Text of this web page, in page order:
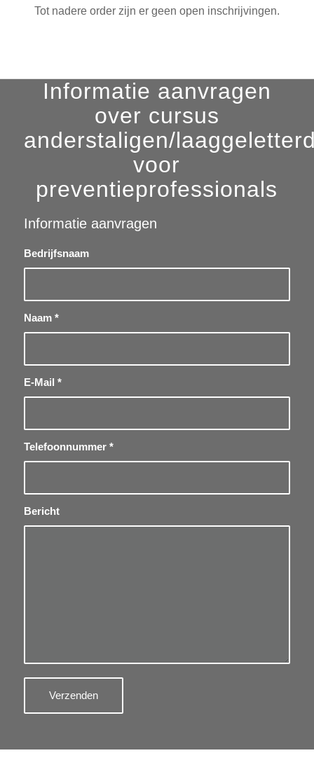
Tot nadere order zijn er geen open inschrijvingen.
Informatie aanvragen
over cursus
anderstaligen/
voor
preventieprofessionals
Informatie aanvragen
Bedrijfsnaam
Naam *
E-Mail *
Telefoonnummer *
Bericht